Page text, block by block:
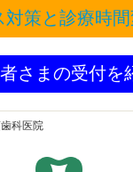
策と診療時
さまの受付
科医院